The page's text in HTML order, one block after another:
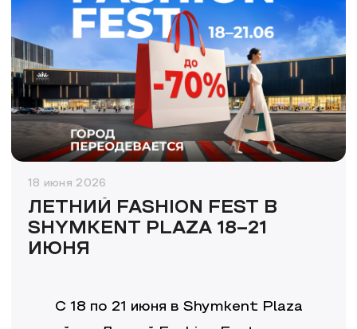
18 июня 2026
ЛЕТНИЙ FASHION FEST В
SHYMKENT PLAZA 18–21
ИЮНЯ
С 18 по 21 июня в Shymkent Plaza